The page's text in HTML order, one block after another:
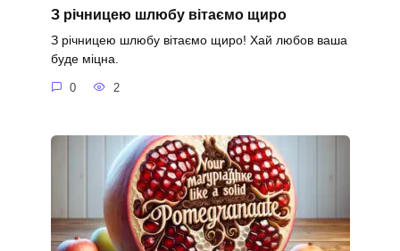
З річницею шлюбу вітаємо щиро
З річницею шлюбу вітаємо щиро! Хай любов ваша
буде міцна.
0 2